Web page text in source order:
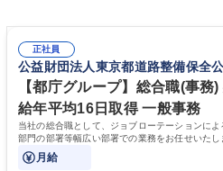
正社員
公益財団法人東京都道路整備保全
【都庁グループ】総合職(事
給年平均16日取得 一般事務
当社の総合職として、ジョブローテーションに
部門の部署等幅広い部署での業務をお任せいた
ております！ ※下記業務詳細
月給